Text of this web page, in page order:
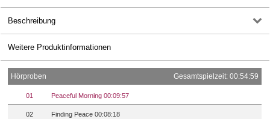
Beschreibung
Weitere Produktinformationen
Hörproben Gesamtspielzeit: 00:54:59
01 Peaceful Morning 00:09:57
02 Finding Peace 00:08:18